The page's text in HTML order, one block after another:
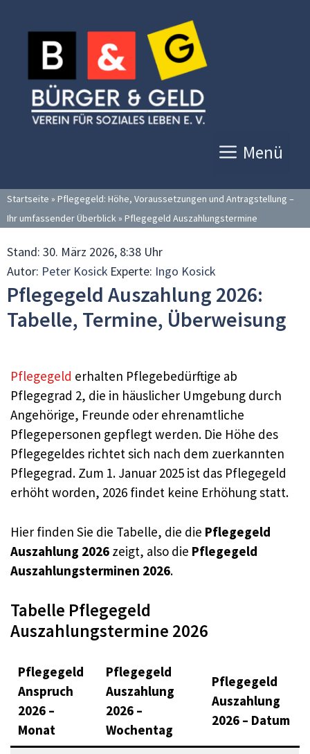
Inhalt
springen
Menü
Startseite » Pflegegeld: Höhe, Voraussetzungen und Antragstellung –
Ihr umfassender Überblick » Pflegegeld Auszahlungstermine
Stand: 30. März 2026, 8:38 Uhr
Autor: Peter Kosick Experte: Ingo Kosick
Pflegegeld Auszahlung 2026:
Tabelle, Termine, Überweisung
Pflegegeld erhalten Pflegebedürftige ab
Pflegegrad 2, die in häuslicher Umgebung durch
Angehörige, Freunde oder ehrenamtliche
Pflegepersonen gepflegt werden. Die Höhe des
Pflegegeldes richtet sich nach dem zuerkannten
Pflegegrad. Zum 1. Januar 2025 ist das Pflegegeld
erhöht worden, 2026 findet keine Erhöhung statt.
Hier finden Sie die Tabelle, die die Pflegegeld
Auszahlung 2026 zeigt, also die Pflegegeld
Auszahlungsterminen 2026.
Tabelle Pflegegeld
Auszahlungstermine 2026
Pflegegeld
Anspruch
2026 –
Monat
Pflegegeld
Auszahlung
2026 –
Wochentag
Pflegegeld
Auszahlung
2026 – Datum